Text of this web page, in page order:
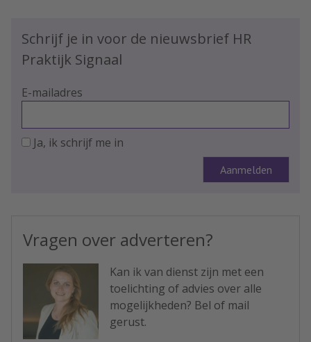
Schrijf je in voor de nieuwsbrief HR
Praktijk Signaal
E-mailadres
Ja, ik schrijf me in
Vragen over adverteren?
Kan ik van dienst zijn met een
toelichting of advies over alle
mogelijkheden? Bel of mail
gerust.